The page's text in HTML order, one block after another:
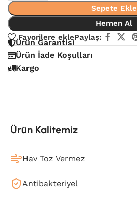
Sepete Ekle
Hemen Al
Favorilere eklePaylaş:
Ürün Garantisi
Ürün İade Koşulları
Kargo
Ürün Kalitemiz
Hav Toz Vermez
Antibakteriyel